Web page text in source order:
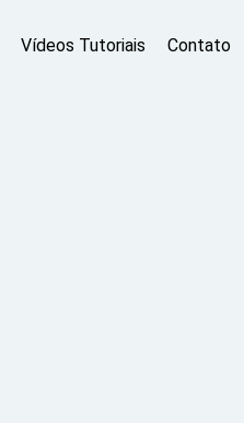
Vídeos Tutoriais Contato